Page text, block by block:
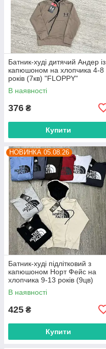
Батник-худі дитячий Андер із
капюшоном на хлопчика 4-8
років (7кв) "FLOPPY"
недорого від прямого
постачальника
В наявності
376 ₴
Купити
НОВИНКА 05.08.26
Батник-худі підлітковий з
капюшоном Норт Фейс на
хлопчика 9-13 років (9цв)
"FLOPPY" недорого від
прямого постачальника
В наявності
425 ₴
Купити